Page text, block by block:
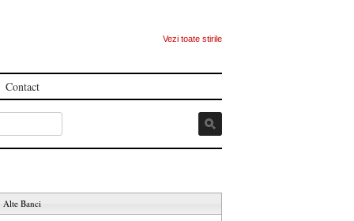
Vezi toate stirile
Contact
Alte Banci